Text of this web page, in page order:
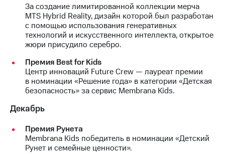
За создание лимитированной коллекции мерча
MTS Hybrid Reality, дизайн которой был разработан
с помощью использования генеративных
технологий и искусственного интеллекта, открытое
жюри присудило серебро.
Премия Best for Kids
Центр инноваций Future Crew — лауреат премии
в номинации «Решение года» в категории «Детская
безопасность» за сервис Membrana Kids.
Декабрь
Премия Рунета
Membrana Kids победитель в номинации «Детский
Рунет и семейные ценности».